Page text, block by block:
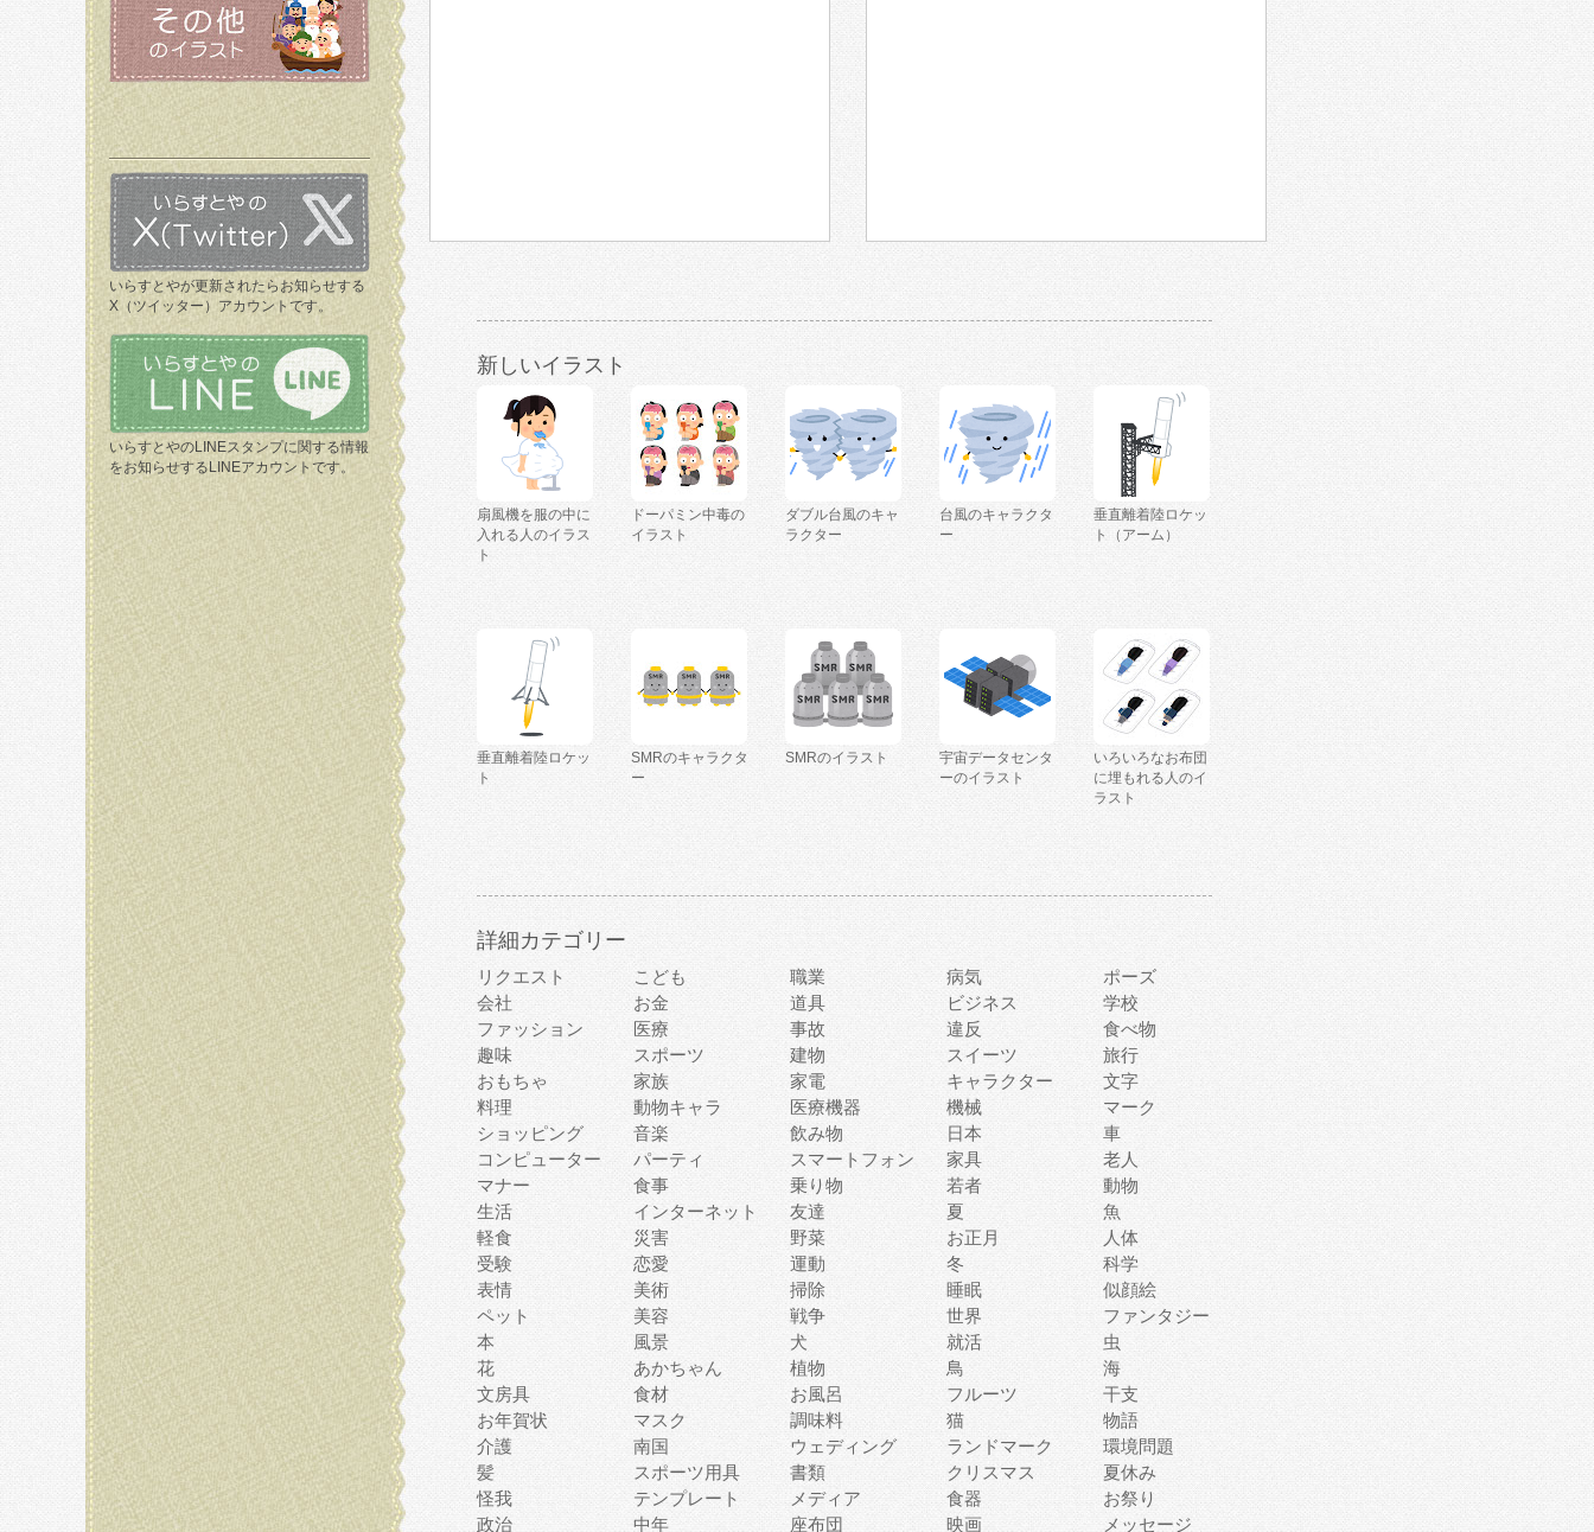
いらすとやが更新されたらお知らせする
X（ツイッター）アカウントです。
いらすとやのLINEスタンプに関する情報
をお知らせするLINEアカウントです。
新しいイラスト
扇風機を服の中に
入れる人のイラス
ト
ドーパミン中毒の
イラスト
ダブル台風のキャ
ラクター
台風のキャラクタ
ー
垂直離着陸ロケッ
ト（アーム）
垂直離着陸ロケッ
ト
SMRのキャラクタ
ー
SMRのイラスト
宇宙データセンタ
ーのイラスト
いろいろなお布団
に埋もれる人のイ
ラスト
詳細カテゴリー
リクエスト こども 職業 病気
ポーズ
会社
お金 道具 ビジネス
学校
ファッション
医療 事故 違反
食べ物
趣味
スポーツ 建物 スイーツ
旅行
おもちゃ
家族 家電 キャラクター
文字
料理
動物キャラ 医療機器 機械
マーク
ショッピング
音楽 飲み物 日本
車
コンピューター
パーティ スマートフォン 家具
老人
マナー
食事 乗り物 若者
動物
生活
インターネット 友達 夏
魚
軽食
災害 野菜 お正月
人体
受験
恋愛 運動 冬
科学
表情
美術 掃除 睡眠
似顔絵
ペット
美容 戦争 世界
ファンタジー
本
風景 犬 就活
虫
花
あかちゃん 植物 鳥
海
文房具
食材 お風呂 フルーツ
干支
お年賀状
マスク 調味料 猫
物語
介護
南国 ウェディング ランドマーク
環境問題
髪
スポーツ用具 書類 クリスマス
夏休み
怪我
テンプレート メディア 食器
お祭り
政治
中年 座布団 映画 メッセージ